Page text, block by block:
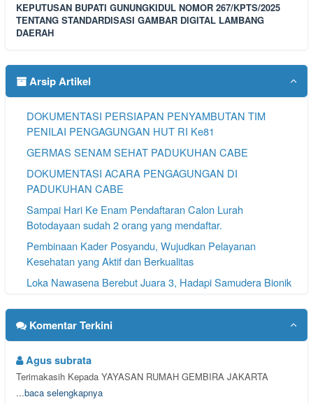
KEPUTUSAN BUPATI GUNUNGKIDUL NOMOR 267/KPTS/2025
TENTANG STANDARDISASI GAMBAR DIGITAL LAMBANG
DAERAH
Arsip Artikel
DOKUMENTASI PERSIAPAN PENYAMBUTAN TIM
PENILAI PENGAGUNGAN HUT RI Ke81
GERMAS SENAM SEHAT PADUKUHAN CABE
DOKUMENTASI ACARA PENGAGUNGAN DI
PADUKUHAN CABE
Sampai Hari Ke Enam Pendaftaran Calon Lurah
Botodayaan sudah 2 orang yang mendaftar.
Pembinaan Kader Posyandu, Wujudkan Pelayanan
Kesehatan yang Aktif dan Berkualitas
Loka Nawasena Berebut Juara 3, Hadapi Samudera Bionik
SAMPAI HARI KE 4 PENDAFTARAN CALON LURAH
BOTODAYAAN 3 BALON SUDAH MENGAMBIL
Komentar Terkini
Agus subrata
Terimakasih Kepada YAYASAN RUMAH GEMBIRA JAKARTA
...baca selengkapnya